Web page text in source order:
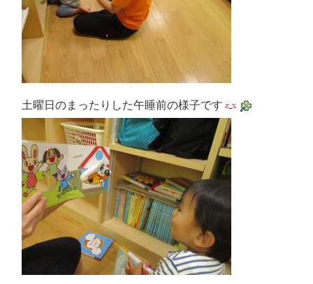
土曜日のまったりした午睡前の様子です